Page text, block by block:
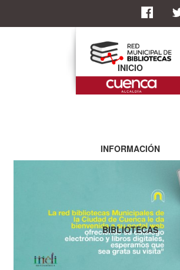
INICIO
INFORMACIÓN
BIBLIOTECAS